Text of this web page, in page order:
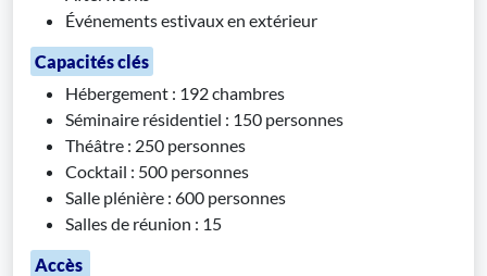
Événements estivaux en extérieur
Capacités clés
Hébergement : 192 chambres
Séminaire résidentiel : 150 personnes
Théâtre : 250 personnes
Cocktail : 500 personnes
Salle plénière : 600 personnes
Salles de réunion : 15
Accès